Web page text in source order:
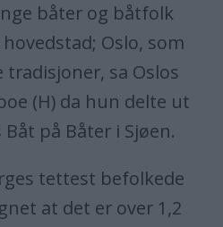
båter og båtfolk
Oslo, som
sa Oslos
(H) da hun delte ut
på Båter i Sjøen.
tettest befolkede
at det er over 1,2